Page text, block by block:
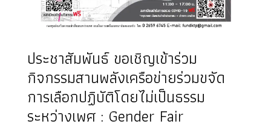
ประชาสัมพันธ์ ขอเชิญเข้าร่วม
กิจกรรมสานพลังเครือข่ายร่วมขจัด
การเลือกปฏิบัติโดยไม่เป็นธรรม
ระหว่างเพศ : Gender Fair